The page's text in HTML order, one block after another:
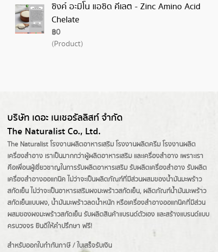
ซิงค์ อะมิโน แอซิด คีเลต - Zinc Amino Acid
Chelate
฿0
(Product)
บริษัท เดอะ เนเชอรัลลิสท์ จำกัด
The Naturalist Co., Ltd.
The Naturalist โรงงานผลิตอาหารเสริม โรงงานผลิตครีม โรงงานผลิต
เครื่องสำอาง เราเป็นมากกว่าผู้ผลิตอาหารเสริม และเครื่องสำอาง เพราะเรา
คือเพื่อนผู้เชี่ยวชาญในการรับผลิตอาหารเสริม รับผลิตเครื่องสำอาง รับผลิต
เครื่องสำอางออแกนิค ไม่ว่าจะเป็นผลิตภัณฑ์ที่มีส่วนผสมของน้ำมันมะพร้าว
สกัดเย็น ไม่ว่าจะเป็นอาหารเสริมผงมะพร้าวสกัดเย็น, ผลิตภัณฑ์น้ำมันมะพร้าว
สกัดเย็นแบบผง, น้ำมันมะพร้าวลดน้ำหนัก หรือเครื่องสำอางออแกนิคที่มีส่วน
ผสมของผงมะพร้าวสกัดเย็น รับผลิตสินค้าแบรนด์ตัวเอง และสร้างแบรนด์แบบ
ครบวงจร ยินดีให้คำปรึกษา ฟรี!
สำหรับออกใบกำกับภาษี / ใบเสร็จรับเงิน